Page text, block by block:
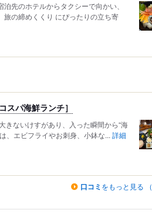
先のホテルからタクシーで向かい、
の締めくくり にぴったりの立ち寄
スパ海鮮ランチ］
きないけすがあり、入った瞬間から“海
、エビフライやお刺身、小鉢な... 詳細
口コミ をもっと見る （